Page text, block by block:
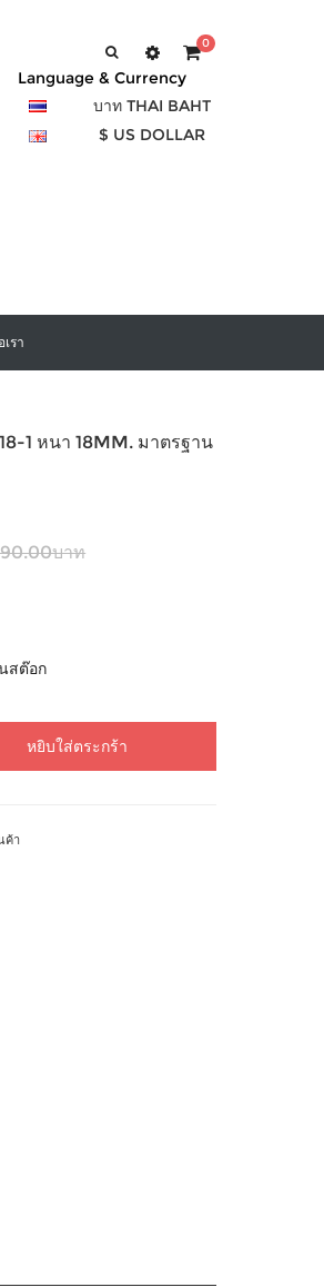
0
Language & Currency
บาท THAI BAHT
$ US DOLLAR
รา
1 หนา 18MM. มาตรฐาน
บาท
สต๊อก
หยิบใส่ตระกร้า
ค้า